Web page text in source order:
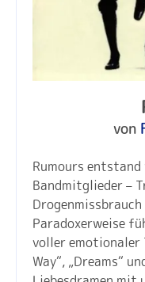
von
Rumours
Bandmitglieder –
Paradoxerweise
voller emotionaler
Way“, „Dreams“